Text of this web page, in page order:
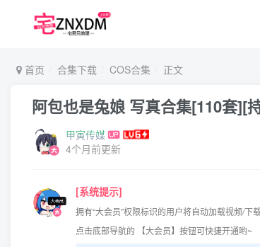
首页 合集下载 COS合集 正文
阿包也是兔娘 写真合集[110套][
甲寅传媒
4个月前更新
[系统提示]
拥有“大会员”权限标识的用户将自动加载视频/
点击底部导航的 【大会员】按钮可快捷开通哟~